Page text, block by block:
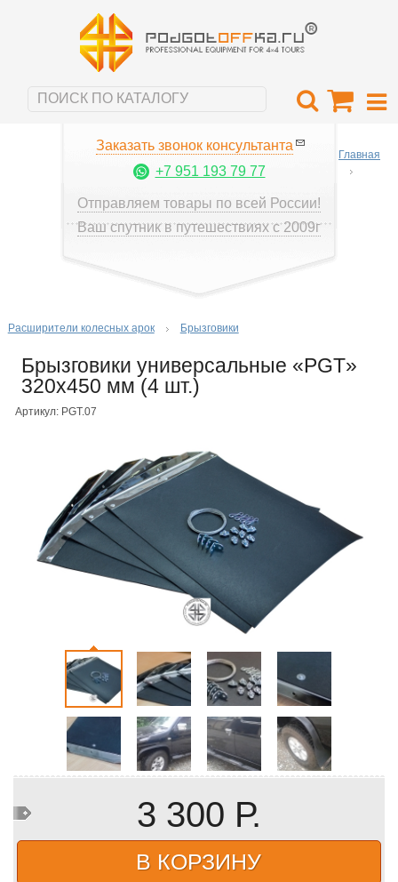
Заказать звонок консультанта
+7 951 193 79 77
Отправляем товары по всей России!
Ваш спутник в путешествиях с 2009г
Главная
Расширители колесных арок Брызговики
Брызговики универсальные «PGT»
320х450 мм (4 шт.)
Артикул: PGT.07
3 300 Р.
В КОРЗИНУ